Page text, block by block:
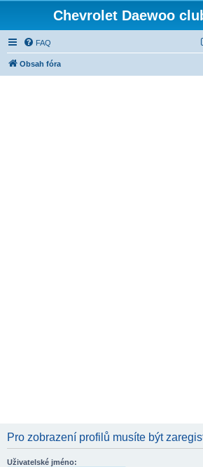
Chevrolet Daewoo
FAQ
Obsah fóra
Pro zobrazení profilů musíte být
Uživatelské jméno: